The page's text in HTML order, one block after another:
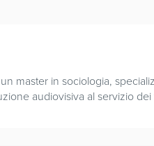
master in sociologia,
audiovisiva al servizio